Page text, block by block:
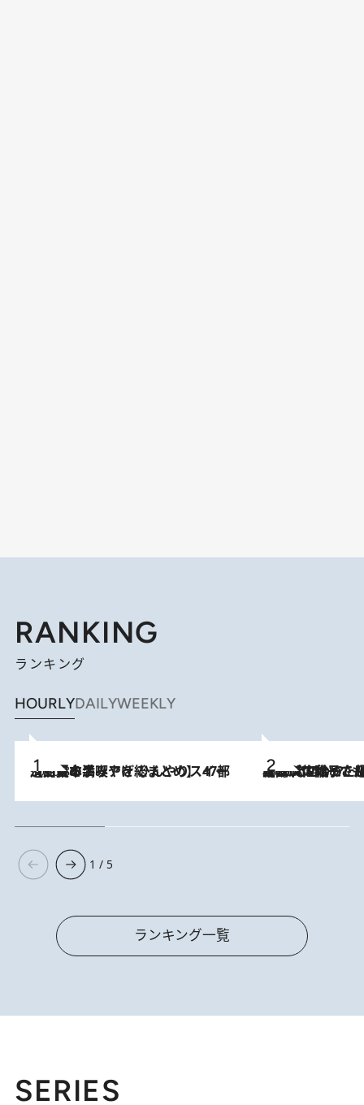
RANKING
ランキング
HOURLYDAILYWEEKLY
2026.8.5
【西日本エリアを総まとめ】 47都道府県の手みやげ ひんやりスイーツで夏を満喫 2026.8.5
【阿川佐和子さんの年とる力】なぜ70代で始めた趣味は“こんなに楽しい”のか？ ピアノ、俳句…スランプに陥っても続けられる“ある秘訣”とは
1 / 5
ランキング一覧
SERIES